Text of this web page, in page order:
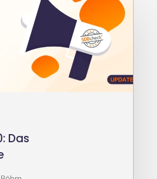
unserer Software
Arbeit. Mit der